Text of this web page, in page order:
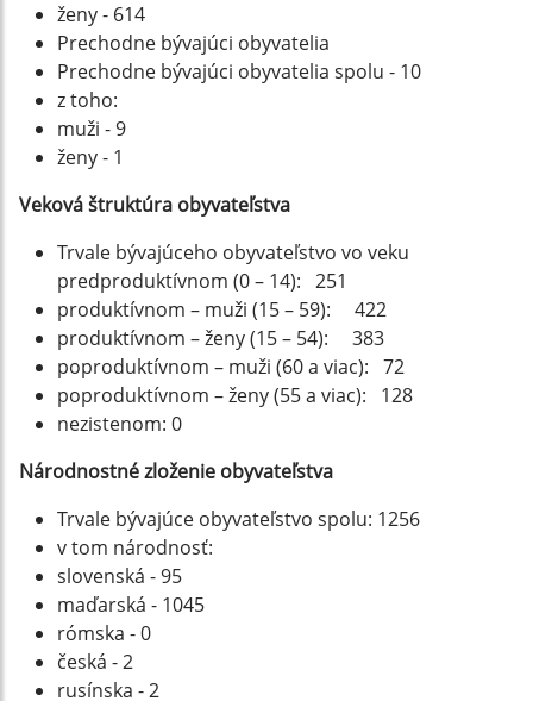
ženy - 614
Prechodne bývajúci obyvatelia
Prechodne bývajúci obyvatelia spolu - 10
z toho:
muži - 9
ženy - 1
Veková štruktúra obyvateľstva
Trvale bývajúceho obyvateľstvo vo veku
predproduktívnom (0 – 14): 251
produktívnom – muži (15 – 59): 422
produktívnom – ženy (15 – 54): 383
poproduktívnom – muži (60 a viac): 72
poproduktívnom – ženy (55 a viac): 128
nezistenom: 0
Národnostné zloženie obyvateľstva
Trvale bývajúce obyvateľstvo spolu: 1256
v tom národnosť:
slovenská - 95
maďarská - 1045
rómska - 0
česká - 2
rusínska - 2